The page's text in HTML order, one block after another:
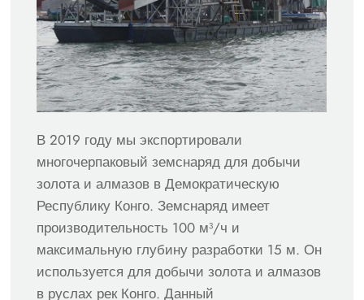
В 2019 году мы экспортировали
многочерпаковый земснаряд для добычи
золота и алмазов в Демократическую
Республику Конго. Земснаряд имеет
производительность 100 м³/ч и
максимальную глубину разработки 15 м. Он
используется для добычи золота и алмазов
в руслах рек Конго. Данный